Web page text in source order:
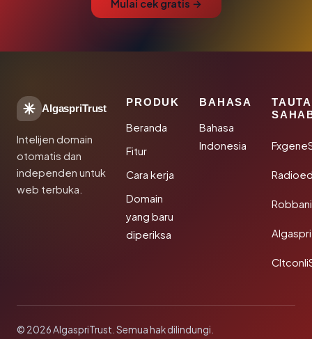
Mulai cek gratis →
AlgaspriTrust
Intelijen domain
otomatis dan
independen untuk
web terbuka.
PRODUK
Beranda
Fitur
Cara kerja
Domain
yang baru
diperiksa
BAHASA
Bahasa
Indonesia
© 2026 AlgaspriTrust. Semua hak dilindungi.